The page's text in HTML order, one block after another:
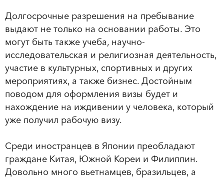
Долгосрочные разрешения на пребывание
выдают не только на основании работы. Это
могут быть также учеба, научно-
исследовательская и религиозная деятельность,
участие в культурных, спортивных и других
мероприятиях, а также бизнес. Достойным
поводом для оформления визы будет и
нахождение на иждивении у человека, который
уже получил рабочую визу.
Среди иностранцев в Японии преобладают
граждане Китая, Южной Кореи и Филиппин.
Довольно много вьетнамцев, бразильцев, а